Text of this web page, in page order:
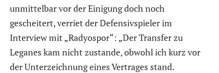
unmittelbar vor der Einigung doch noch
gescheitert, verriet der Defensivspieler im
Interview mit „Radyospor“: „Der Transfer zu
Leganes kam nicht zustande, obwohl ich kurz vor
der Unterzeichnung eines Vertrages stand.